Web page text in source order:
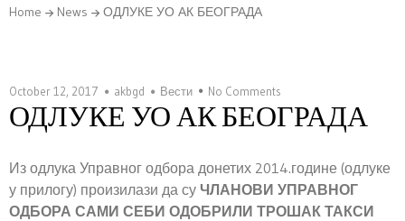
Home News ОДЛУКЕ УО АК БЕОГРАДА
October 12, 2017 akbgd Вести No Comments
ОДЛУКЕ УО АК БЕОГРАДА
Из одлука Управног одбора донетих 2014.године (одлуке
у прилогу) произилази да су ЧЛАНОВИ УПРАВНОГ
ОДБОРА САМИ СЕБИ ОДОБРИЛИ ТРОШАК ТАКСИ